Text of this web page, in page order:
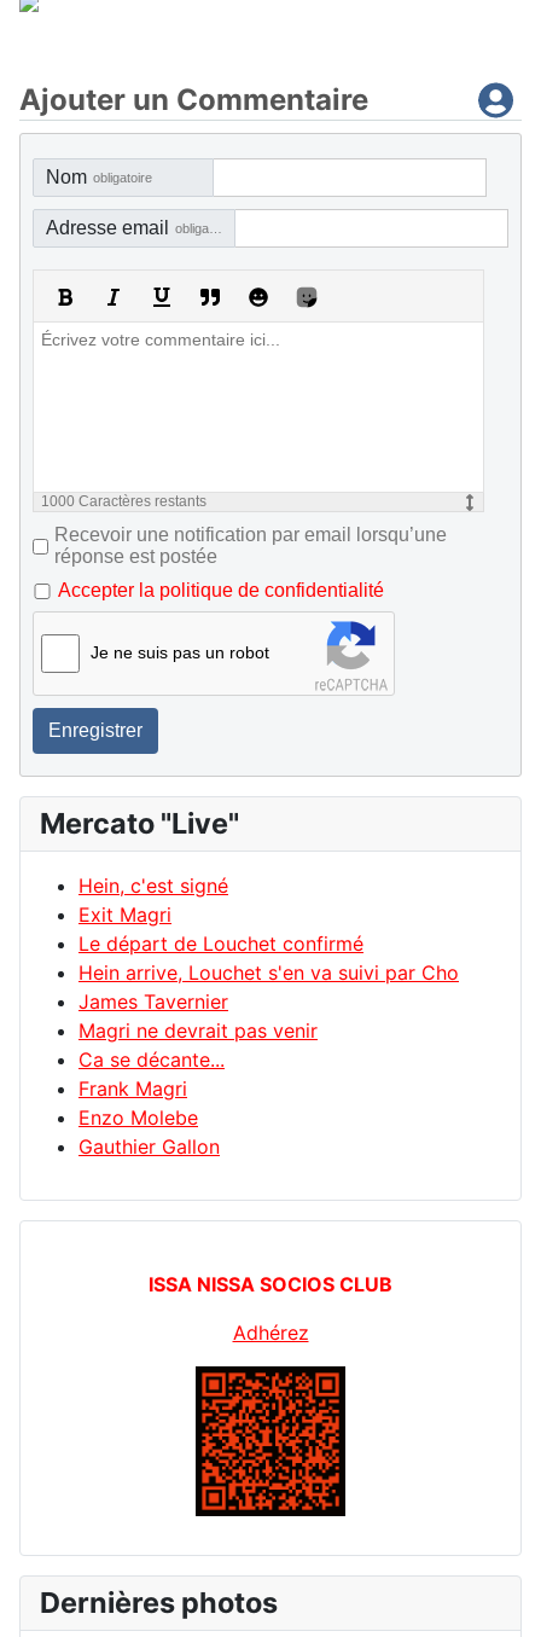
Ajouter un Commentaire
Nom obligatoire
Adresse email
1000 Caractères restants
Recevoir une notification par email lorsqu’une
réponse est postée
Accepter la politique de confidentialité
Je ne suis pas un robot
Enregistrer
Mercato "Live"
Hein, c'est signé
Exit Magri
Le départ de Louchet confirmé
Hein arrive, Louchet s'en va suivi par Cho
James Tavernier
Magri ne devrait pas venir
Ca se décante...
Frank Magri
Enzo Molebe
Gauthier Gallon
ISSA NISSA SOCIOS CLUB
Adhérez
Dernières photos